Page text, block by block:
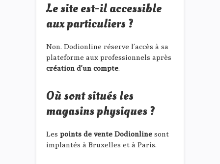
Le site est-il accessible
aux particuliers ?
Non. Dodionline réserve l’accès à sa
plateforme aux professionnels après
création d’un compte.
Où sont situés les
magasins physiques ?
Les points de vente Dodionline sont
implantés à Bruxelles et à Paris.